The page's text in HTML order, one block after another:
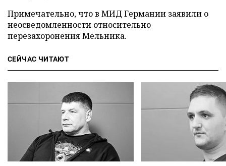
Примечательно, что в МИД Германии заявили о
неосведомленности относительно
перезахоронения Мельника.
СЕЙЧАС ЧИТАЮТ